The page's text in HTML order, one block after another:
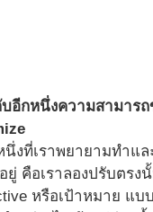
บอีกหนึ่งความสามา
นึ่งที่เราพยายามทำแ
ยู่ คือเราลองปรับตร
หรือเป้าหมาย